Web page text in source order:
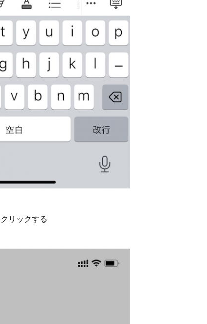
リックする